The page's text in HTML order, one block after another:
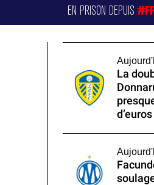
EN PRISON DEPUIS
La
d’euros